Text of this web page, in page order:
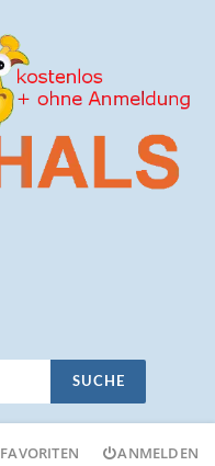
SUCHE
FAVORITEN ANMELDEN